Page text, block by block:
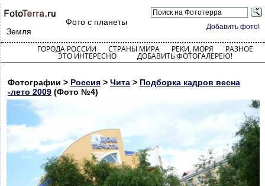
Добавить фото!
Фото с планеты
Земля
ГОРОДА РОССИИ СТРАНЫ МИРА РЕКИ, МОРЯ РАЗНОЕ
ЭТО ИНТЕРЕСНО ДОБАВИТЬ ФОТОГАЛЕРЕЮ!
Фотографии > Россия > Чита > Подборка кадров весна
-лето 2009 (Фото №4)